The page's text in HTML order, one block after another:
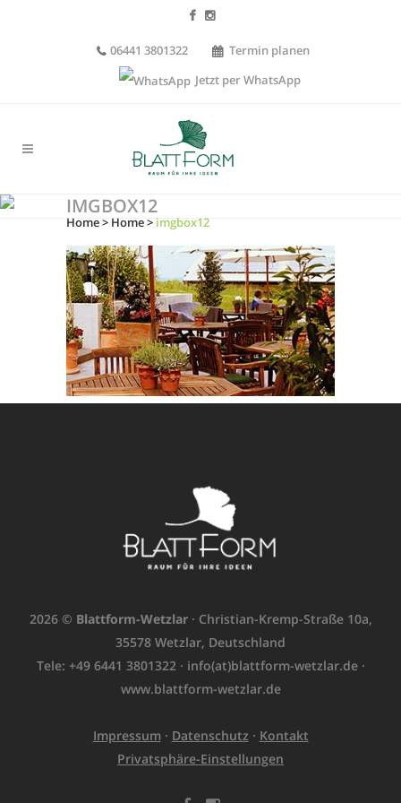
06441 3801322
Termin planen
Jetzt per WhatsApp
IMGBOX12
Home> Home> imgbox12
2026 © Blattform-Wetzlar· Christian-Kremp-Straße 10a,
35578 Wetzlar, Deutschland
Tele: +49 6441 3801322 · info(at)blattform-wetzlar.de·
www.blattform-wetzlar.de
Impressum· Datenschutz · Kontakt
Privatsphäre-Einstellungen